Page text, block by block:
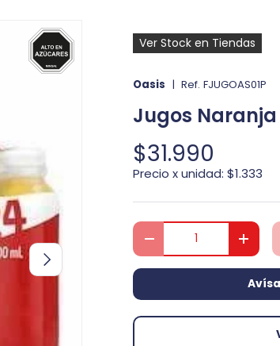
Siguiente
Ver Stock en Tiendas
Oasis | Ref. FJUGOAS01P
Jugos Naranja
$31.990
Precio x unidad: $1.333
Cant.
Disminuir cantidad